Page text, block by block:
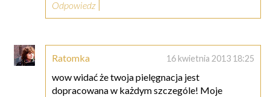
Odpowiedz
Ratomka 16 kwietnia 2013 18:25
wow widać że twoja pielęgnacja jest
dopracowana w każdym szczególe! Moje